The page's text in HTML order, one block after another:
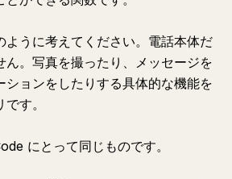
ように考えてください。電話本体だ
ん。写真を撮ったり、メッセージを
ションをしたりする具体的な機能を
す。
にとって同じものです。